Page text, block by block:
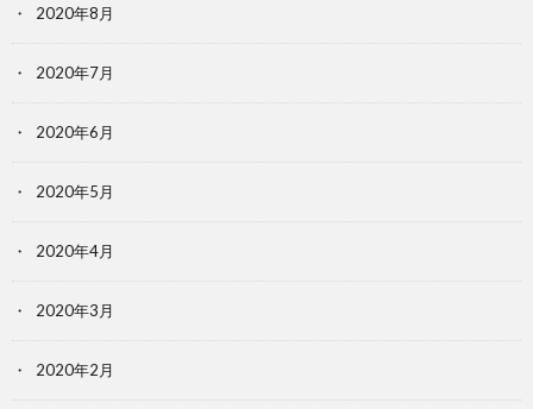
2020年8月
2020年7月
2020年6月
2020年5月
2020年4月
2020年3月
2020年2月